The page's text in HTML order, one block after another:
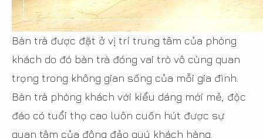
Bàn trà được đặt ở vị trí trung tâm của phòng
khách do đó bàn trà đóng vai trò vô cùng quan
trọng trong không gian sống của mỗi gia đình.
Bàn trà phòng khách với kiểu dáng mới mẻ, độc
đáo có tuổi thọ cao luôn cuốn hút được sự
quan tâm của đông đảo quý khách hàng.